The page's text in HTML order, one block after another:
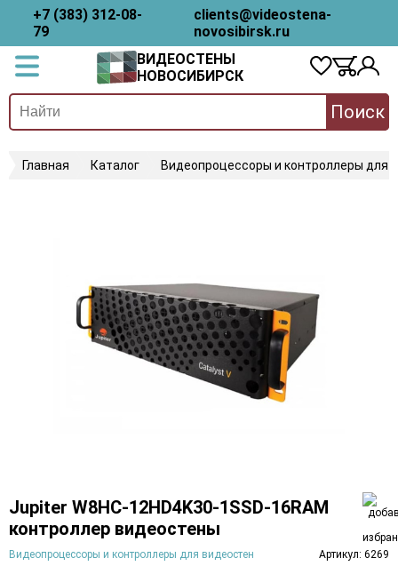
+7 (383) 312-08-
79
clients@videostena-
novosibirsk.ru
ВИДЕОСТЕНЫ
НОВОСИБИРСК
Поиск
Главная Каталог Видеопроцессоры и контроллеры для
Jupiter W8HC-12HD4K30-1SSD-16RAM
контроллер видеостены
Видеопроцессоры и контроллеры для видеостен Артикул: 6269